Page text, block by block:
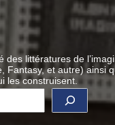
des littératures de
Fantasy, et autre) ainsi
les construisent.